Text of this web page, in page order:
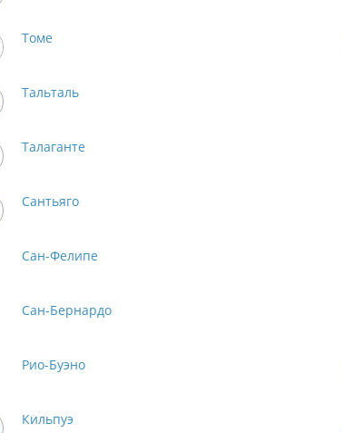
Томе
Тальталь
Талаганте
Сантьяго
Сан-Фелипе
Сан-Бернардо
Рио-Буэно
Кильпуэ